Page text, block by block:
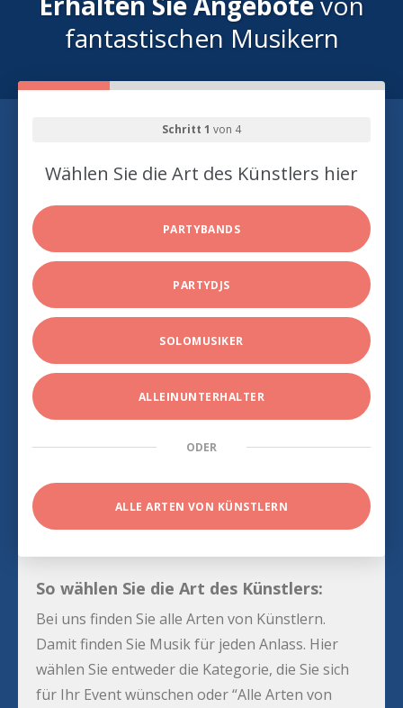
fantastischen Musikern
Schritt 1 von 4
Wählen Sie die Art des Künstlers hier
PARTYBANDS
PARTYDJS
SOLOMUSIKER
ALLEINUNTERHALTER
ODER
ALLE ARTEN VON KÜNSTLERN
So wählen Sie die Art des Künstlers:
Bei uns finden Sie alle Arten von Künstlern.
Damit finden Sie Musik für jeden Anlass. Hier
wählen Sie entweder die Kategorie, die Sie sich
für Ihr Event wünschen oder “Alle Arten von